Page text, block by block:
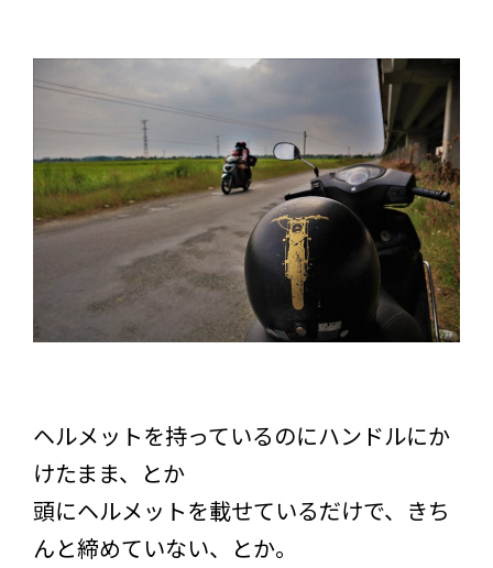
ヘルメットを持っているのにハンドルにか
けたまま、とか
頭にヘルメットを載せているだけで、きち
んと締めていない、とか。